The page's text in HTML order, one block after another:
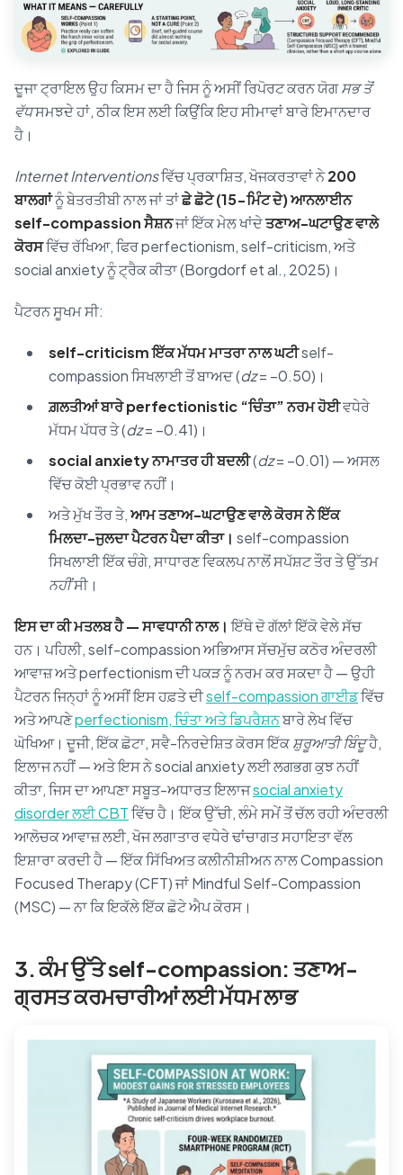
ਦੂਜਾ ਟ੍ਰਾਇਲ ਉਹ ਕਿਸਮ ਦਾ ਹੈ ਜਿਸ ਨੂੰ ਅਸੀਂ ਰਿਪੋਰਟ ਕਰਨ ਯੋਗਸਭ ਤੋਂ
ਵੱਧਸਮਝਦੇ ਹਾਂ, ਠੀਕ ਇਸ ਲਈ ਕਿਉਂਕਿ ਇਹ ਸੀਮਾਵਾਂ ਬਾਰੇ ਇਮਾਨਦਾਰ
ਹੈ।
Internet Interventionsਵਿੱਚ ਪ੍ਰਕਾਸ਼ਿਤ, ਖੋਜਕਰਤਾਵਾਂ ਨੇ200
ਬਾਲਗਾਂਨੂੰ ਬੇਤਰਤੀਬੀ ਨਾਲ ਜਾਂ ਤਾਂਛੇ ਛੋਟੇ (15-ਮਿੰਟ ਦੇ) ਆਨਲਾਈਨ
self-compassion ਸੈਸ਼ਨਜਾਂ ਇੱਕ ਮੇਲ ਖਾਂਦੇਤਣਾਅ-ਘਟਾਉਣ ਵਾਲੇ
ਕੋਰਸਵਿੱਚ ਰੱਖਿਆ, ਫਿਰ perfectionism, self-criticism, ਅਤੇ
social anxiety ਨੂੰ ਟ੍ਰੈਕ ਕੀਤਾ (Borgdorf et al., 2025)।
ਪੈਟਰਨ ਸੂਖਮ ਸੀ:
self-criticism ਇੱਕ ਮੱਧਮ ਮਾਤਰਾ ਨਾਲ ਘਟੀself-
compassion ਸਿਖਲਾਈ ਤੋਂ ਬਾਅਦ (dz= −0.50)।
ਗ਼ਲਤੀਆਂ ਬਾਰੇ perfectionistic “ਚਿੰਤਾ” ਨਰਮ ਹੋਈਵਧੇਰੇ
ਮੱਧਮ ਪੱਧਰ ਤੇ (dz= −0.41)।
social anxiety ਨਾਮਾਤਰ ਹੀ ਬਦਲੀ(dz= −0.01) — ਅਸਲ
ਵਿੱਚ ਕੋਈ ਪ੍ਰਭਾਵ ਨਹੀਂ।
ਅਤੇ ਮੁੱਖ ਤੌਰ ਤੇ,ਆਮ ਤਣਾਅ-ਘਟਾਉਣ ਵਾਲੇ ਕੋਰਸ ਨੇ ਇੱਕ
ਮਿਲਦਾ-ਜੁਲਦਾ ਪੈਟਰਨ ਪੈਦਾ ਕੀਤਾ। self-compassion
ਸਿਖਲਾਈ ਇੱਕ ਚੰਗੇ, ਸਾਧਾਰਣ ਵਿਕਲਪ ਨਾਲੋਂ ਸਪੱਸ਼ਟ ਤੌਰ ਤੇ ਉੱਤਮ
ਨਹੀਂਸੀ।
ਇਸ ਦਾ ਕੀ ਮਤਲਬ ਹੈ — ਸਾਵਧਾਨੀ ਨਾਲ। ਇੱਥੇ ਦੋ ਗੱਲਾਂ ਇੱਕੋ ਵੇਲੇ ਸੱਚ
ਹਨ। ਪਹਿਲੀ, self-compassion ਅਭਿਆਸ ਸੱਚਮੁੱਚ ਕਠੋਰ ਅੰਦਰਲੀ
ਆਵਾਜ਼ ਅਤੇ perfectionism ਦੀ ਪਕੜ ਨੂੰ ਨਰਮ ਕਰ ਸਕਦਾ ਹੈ — ਉਹੀ
ਪੈਟਰਨ ਜਿਨ੍ਹਾਂ ਨੂੰ ਅਸੀਂ ਇਸ ਹਫ਼ਤੇ ਦੀself-compassion ਗਾਈਡਵਿੱਚ
ਅਤੇ ਆਪਣੇperfectionism, ਚਿੰਤਾ ਅਤੇ ਡਿਪਰੈਸ਼ਨਬਾਰੇ ਲੇਖ ਵਿੱਚ
ਘੋਖਿਆ। ਦੂਜੀ, ਇੱਕ ਛੋਟਾ, ਸਵੈ-ਨਿਰਦੇਸ਼ਿਤ ਕੋਰਸ ਇੱਕਸ਼ੁਰੂਆਤੀ ਬਿੰਦੂਹੈ,
ਇਲਾਜ ਨਹੀਂ — ਅਤੇ ਇਸ ਨੇ social anxiety ਲਈ ਲਗਭਗ ਕੁਝ ਨਹੀਂ
ਕੀਤਾ, ਜਿਸ ਦਾ ਆਪਣਾ ਸਬੂਤ-ਅਧਾਰਤ ਇਲਾਜsocial anxiety
disorder ਲਈ CBTਵਿੱਚ ਹੈ। ਇੱਕ ਉੱਚੀ, ਲੰਮੇ ਸਮੇਂ ਤੋਂ ਚੱਲ ਰਹੀ ਅੰਦਰਲੀ
ਆਲੋਚਕ ਆਵਾਜ਼ ਲਈ, ਖੋਜ ਲਗਾਤਾਰ ਵਧੇਰੇ ਢਾਂਚਾਗਤ ਸਹਾਇਤਾ ਵੱਲ
ਇਸ਼ਾਰਾ ਕਰਦੀ ਹੈ — ਇੱਕ ਸਿੱਖਿਅਤ ਕਲੀਨੀਸ਼ੀਅਨ ਨਾਲ Compassion
Focused Therapy (CFT) ਜਾਂ Mindful Self-Compassion
(MSC) — ਨਾ ਕਿ ਇਕੱਲੇ ਇੱਕ ਛੋਟੇ ਐਪ ਕੋਰਸ।
3. ਕੰਮ ਉੱਤੇ self-compassion: ਤਣਾਅ-
ਗ੍ਰਸਤ ਕਰਮਚਾਰੀਆਂ ਲਈ ਮੱਧਮ ਲਾਭ